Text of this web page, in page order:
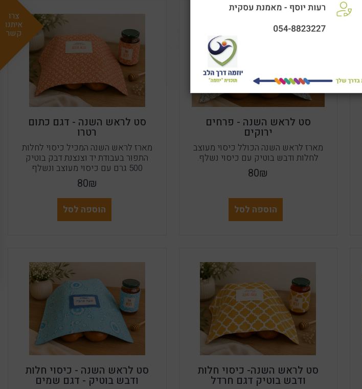
צרו
איתנו
קשר
סט לראש השנה - פרחים
ירוקים
מארז לראש השנה הכולל כיסוי מעוצב
לחלות ודבש בוטיק עם כיסוי נשלף.
80₪
הוספה לסל
סט לראש השנה - דגם כתום
רטרו
מארז לראש השנה המכיל כיסוי לחלות
התפור בעבודת יד וצנצנת דבק בוטיק
500 גרם עם כיסוי מעוצב ונשלף
80₪
הוספה לסל
סט לראש השנה- כיסוי חלות
ודבש בוטיק דגם חרדל
סט לראש השנה - כיסוי חלות
ודבש בוטיק - דגם שמים